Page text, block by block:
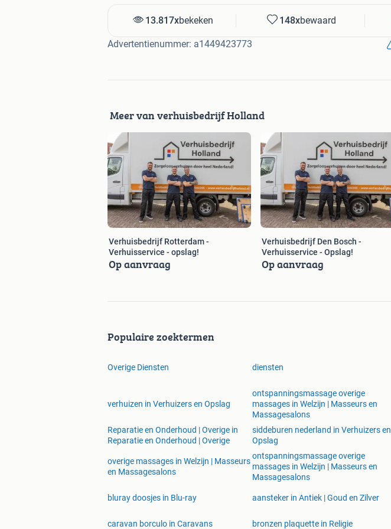
Trefwoorden:
Verhuisbedrijf
Verhuislift
Verhuisinsurance
Verhuisofferte
Verhuischecklist
Verhuisbedrijf vergelijken
Verhuisbericht
Verhuisbedrijf aanbevelen
Verhuisbedrijf boeken
Verhuisbedrijf controleren
13.817xbekeken 148xbewaard
Advertentienummer: a1449423773
Meer van verhuisbedrijf Holland
Verhuisbedrijf Rotterdam -
Verhuisservice - opslag!
Op aanvraag
Verhuisbedrijf Den Bosch -
Verhuisservice - Opslag!
Op aanvraag
Populaire zoektermen
Overige Diensten diensten
verhuizen in Verhuizers en Opslag
ontspanningsmassage overige
massages in Welzijn | Masseurs en
Massagesalons
Reparatie en Onderhoud | Overige in
Reparatie en Onderhoud | Overige
siddeburen nederland in Verhuizers en
Opslag
overige massages in Welzijn | Masseurs
en Massagesalons
ontspanningsmassage overige
massages in Welzijn | Masseurs en
Massagesalons
bluray doosjes in Blu-ray aansteker in Antiek | Goud en Zilver
caravan borculo in Caravans bronzen plaquette in Religie